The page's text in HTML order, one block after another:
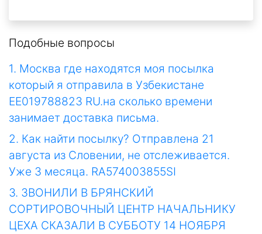
Подобные вопросы
1. Москва где находятся моя посылка
который я отправила в Узбекистане
ЕЕ019788823 RU.на сколько времени
занимает доставка письма.
2. Как найти посылку? Отправлена 21
августа из Словении, не отслеживается.
Уже 3 месяца. RA574003855SI
3. ЗВОНИЛИ В БРЯНСКИЙ
СОРТИРОВОЧНЫЙ ЦЕНТР НАЧАЛЬНИКУ
ЦЕХА СКАЗАЛИ В СУББОТУ 14 НОЯБРЯ